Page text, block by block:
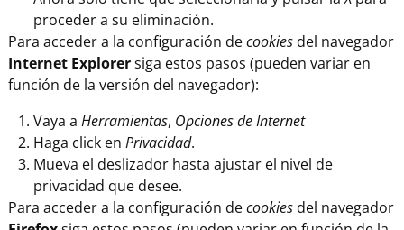
proceder a su eliminación.
Para acceder a la configuración decookiesdel navegador
Internet Explorersiga estos pasos (pueden variar en
función de la versión del navegador):
Vaya a Herramientas, Opciones de Internet
Haga click en Privacidad.
Mueva el deslizador hasta ajustar el nivel de
privacidad que desee.
Para acceder a la configuración decookiesdel navegador